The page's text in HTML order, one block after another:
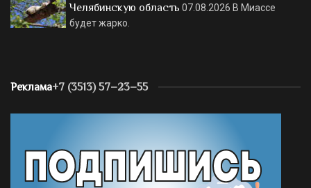
Челябинскую область 07.08.2026 В Миассе
будет жарко.
Реклама+7 (3513) 57–23–55